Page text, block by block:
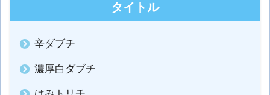
タイトル
辛ダブチ
濃厚白ダブチ